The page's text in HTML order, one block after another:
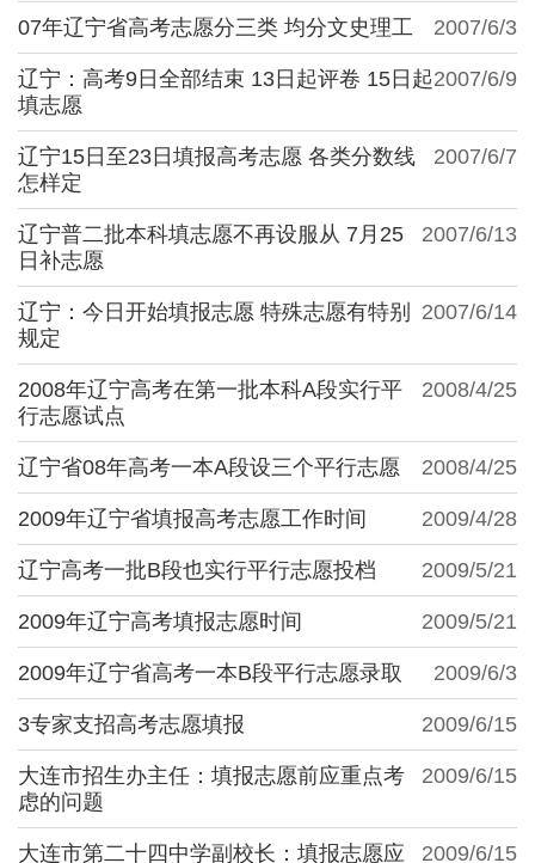
2007/6/3
07年辽宁省高考志愿分三类 均分文史理工
2007/6/9
辽宁：高考9日全部结束 13日起评卷 15日起
填志愿
2007/6/7
辽宁15日至23日填报高考志愿 各类分数线
怎样定
2007/6/13
辽宁普二批本科填志愿不再设服从 7月25
日补志愿
2007/6/14
辽宁：今日开始填报志愿 特殊志愿有特别
规定
2008/4/25
2008年辽宁高考在第一批本科A段实行平
行志愿试点
2008/4/25
辽宁省08年高考一本A段设三个平行志愿
2009/4/28
2009年辽宁省填报高考志愿工作时间
2009/5/21
辽宁高考一批B段也实行平行志愿投档
2009/5/21
2009年辽宁高考填报志愿时间
2009/6/3
2009年辽宁省高考一本B段平行志愿录取
2009/6/15
3专家支招高考志愿填报
2009/6/15
大连市招生办主任：填报志愿前应重点考
虑的问题
2009/6/15
大连市第二十四中学副校长：填报志愿应